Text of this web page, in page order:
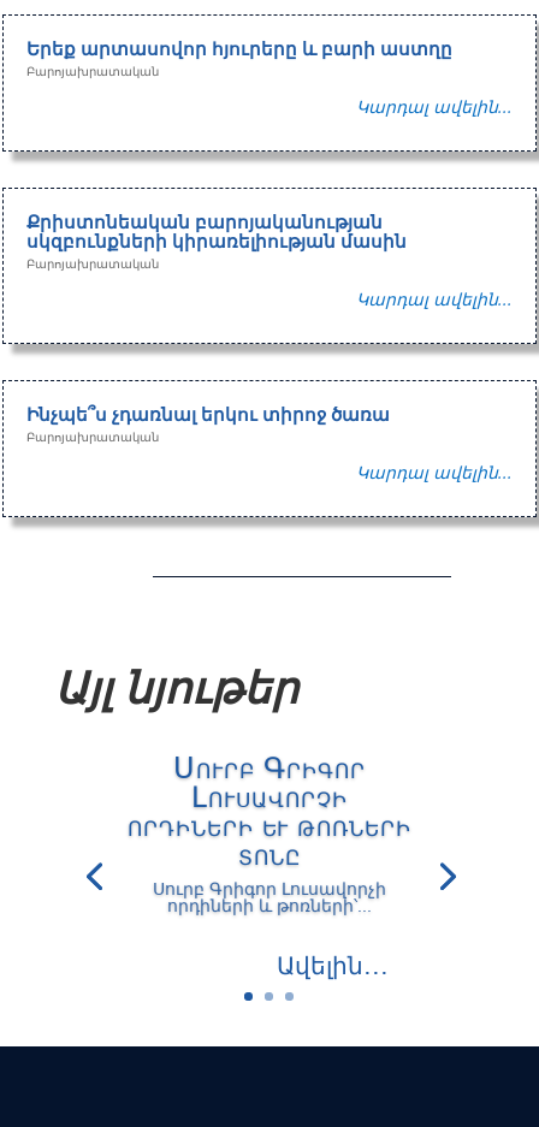
Երեք արտասովոր հյուրերը և բարի աստղը
Բարոյախրատական
Կարդալ ավելին...
Քրիստոնեական բարոյականության
սկզբունքների կիրառելիության մասին
Բարոյախրատական
Կարդալ ավելին...
Ինչպե՞ս չդառնալ երկու տիրոջ ծառա
Բարոյախրատական
Կարդալ ավելին...
Այլ նյութեր
Սուրբ Գրիգոր
Լուսավորչի
որդիների և թոռների
տոնը
Սուրբ Գրիգոր Լուսավորչի
որդիների և թոռների՝...
Ավելին․․․